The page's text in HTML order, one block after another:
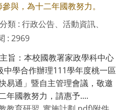
與，為十二年國教努力。
類 : 行政公告、活動資訊、
: 2969
旨：本校國教署家政學科中心
學合作辦理111學年度桃一區
易通」暨自主管理會議，敬邀
年國教努力，請惠予....